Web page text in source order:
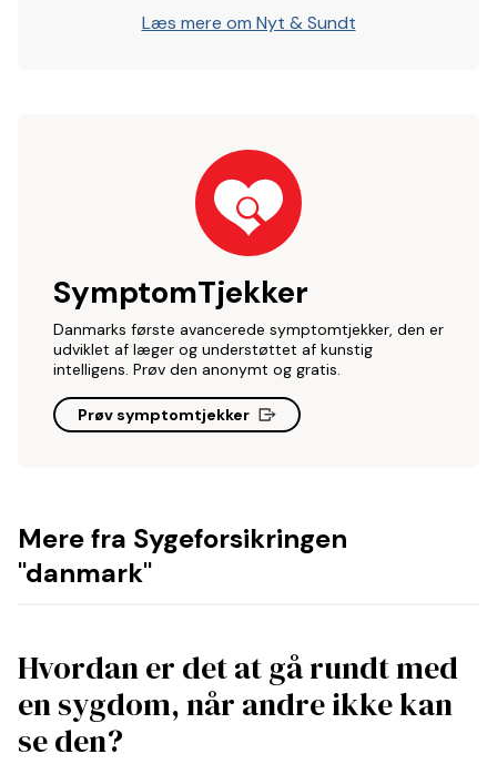
Læs mere om Nyt & Sundt
SymptomTjekker
Danmarks første avancerede symptomtjekker, den er
udviklet af læger og understøttet af kunstig
intelligens. Prøv den anonymt og gratis.
Prøv symptomtjekker
Mere fra Sygeforsikringen
"danmark"
Hvordan er det at gå rundt med
en sygdom, når andre ikke kan
se den?